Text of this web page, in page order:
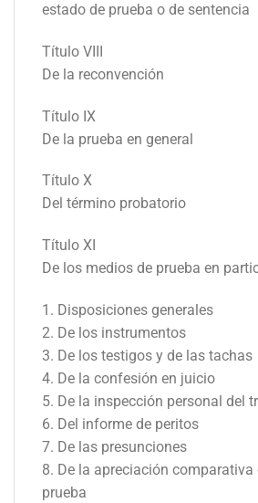
estado de prueba o de sentencia
Título VIII
De la reconvención
Título IX
De la prueba en general
Título X
Del término probatorio
Título XI
De los medios de prueba en
1. Disposiciones generales
2. De los instrumentos
3. De los testigos y de las tachas
4. De la confesión en juicio
5. De la inspección personal del
6. Del informe de peritos
7. De las presunciones
8. De la apreciación
prueba